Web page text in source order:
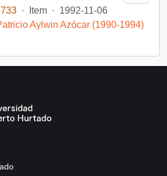
· Item · 1992-11-06
Aylwin Azócar (1990-1994)